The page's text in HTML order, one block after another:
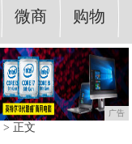
微商 购物
广告
> 正文